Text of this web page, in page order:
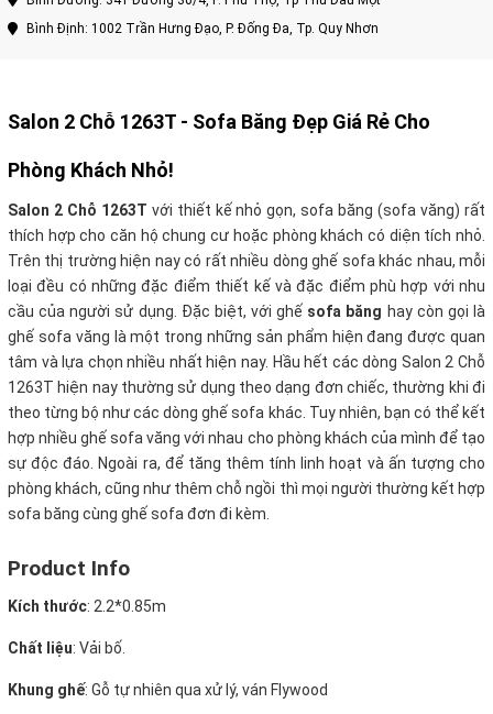
Bình Định: 1002 Trần Hưng Đạo, P. Đống Đa, Tp. Quy Nhơn
Salon 2 Chỗ 1263T - Sofa Băng Đẹp Giá Rẻ Cho
Phòng Khách Nhỏ!
Salon 2 Chỗ 1263T với thiết kế nhỏ gọn, sofa băng (sofa văng) rất
thích hợp cho căn hộ chung cư hoặc phòng khách có diện tích nhỏ.
Trên thị trường hiện nay có rất nhiều dòng ghế sofa khác nhau, mỗi
loại đều có những đặc điểm thiết kế và đặc điểm phù hợp với nhu
cầu của người sử dụng. Đặc biệt, với ghế sofa băng hay còn gọi là
ghế sofa văng là một trong những sản phẩm hiện đang được quan
tâm và lựa chọn nhiều nhất hiện nay. Hầu hết các dòng Salon 2 Chỗ
1263T hiện nay thường sử dụng theo dạng đơn chiếc, thường khi đi
theo từng bộ như các dòng ghế sofa khác. Tuy nhiên, bạn có thể kết
hợp nhiều ghế sofa văng với nhau cho phòng khách của mình để tạo
sự độc đáo. Ngoài ra, để tăng thêm tính linh hoạt và ấn tượng cho
phòng khách, cũng như thêm chỗ ngồi thì mọi người thường kết hợp
sofa băng cùng ghế sofa đơn đi kèm.
Product Info
Kích thước: 2.2*0.85m
Chất liệu: Vải bố.
Khung ghế: Gỗ tự nhiên qua xử lý, ván Flywood